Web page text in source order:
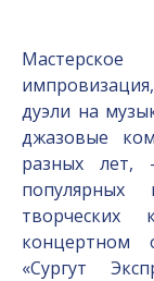
дуэли на
джазовые
разных
творческих
концертном
«Сургут